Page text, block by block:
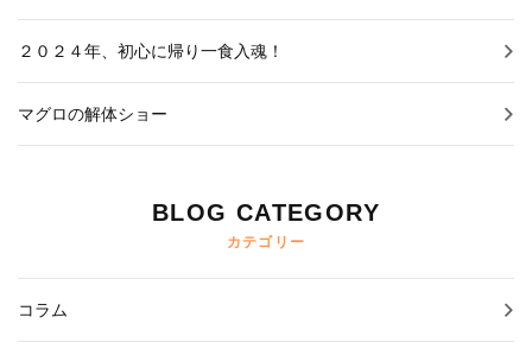
２０２４年、初心に帰り一食入魂！
マグロの解体ショー
BLOG CATEGORY
カテゴリー
コラム